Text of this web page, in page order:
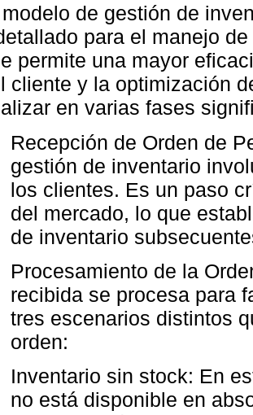
de gestión de
para el manejo
permite una mayor
cliente y la optimización
en varias fases
Recepción de Orden de
gestión de inventario
los clientes. Es un paso
del mercado, lo que
de inventario
Procesamiento de la
recibida se procesa para
tres escenarios distintos
orden:
Inventario sin stock: En
no está disponible en